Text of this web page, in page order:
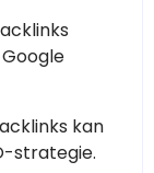
kan
strategie.